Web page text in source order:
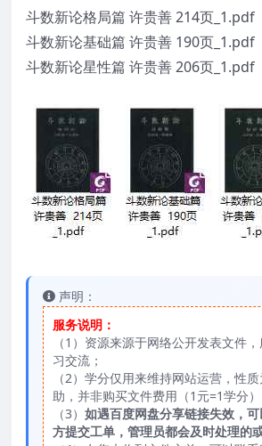
斗数新论格局篇 许贵善 214页_1.pdf
斗数新论基础篇 许贵善 190页_1.pdf
斗数新论星性篇 许贵善 206页_1.pdf
声明：
服务说明：
（1）资源来源于网络公开发表文件
习交流；
（2）学分仅用来维持网站运营，性
助，并非购买文件费用（1元=1学分）
（3） 如遇百度网盘分享链接失效，
方提交工单，管理员都会及时处理的